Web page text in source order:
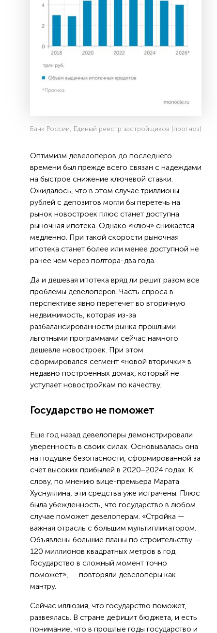
Банк России, Единый реестр застройщиков (прогноз)
Оптимизм девелоперов до последнего
времени был прежде всего связан с надеждами
на быстрое снижение ключевой ставки.
Ожидалось, что в этом случае триллионы
рублей с депозитов могли бы перетечь на
рынок новостроек плюс станет доступна
рыночная ипотека. Однако «ключ» снижается
медленно. При такой скорости рыночная
ипотека станет более или менее доступной не
ранее чем через полтора-два года.
Да и дешевая ипотека вряд ли решит разом все
проблемы девелоперов. Часть спроса в
перспективе явно перетечет во вторичную
недвижимость, которая из-за
разбалансированности рынка прошлыми
льготными программами сейчас намного
дешевле новостроек. При этом
сформировался сегмент «новой вторички» в
недавно построенных домах, который не
уступает новостройкам по качеству.
Государство не поможет
Еще год назад девелоперы демонстрировали
уверенность в своих силах. Основывалась она
на подушке безопасности, сформированной за
счет высоких прибылей в 2020‒2024 годах. К
слову, по мнению вице-премьера Марата
Хуснуллина, эти средства уже истрачены. Плюс
была убежденность, что государство в любом
случае поможет девелоперам. «Стройка —
важная отрасль с большим мультипликатором.
Объявлены большие планы по строительству —
120 миллионов квадратных метров в год.
Государство в сложный момент точно
поможет», — повторяли девелоперы как
мантру.
Сейчас иллюзия, что государство поможет,
развеялась. В стране дефицит бюджета, и есть
понимание, что в прошлые годы государство и